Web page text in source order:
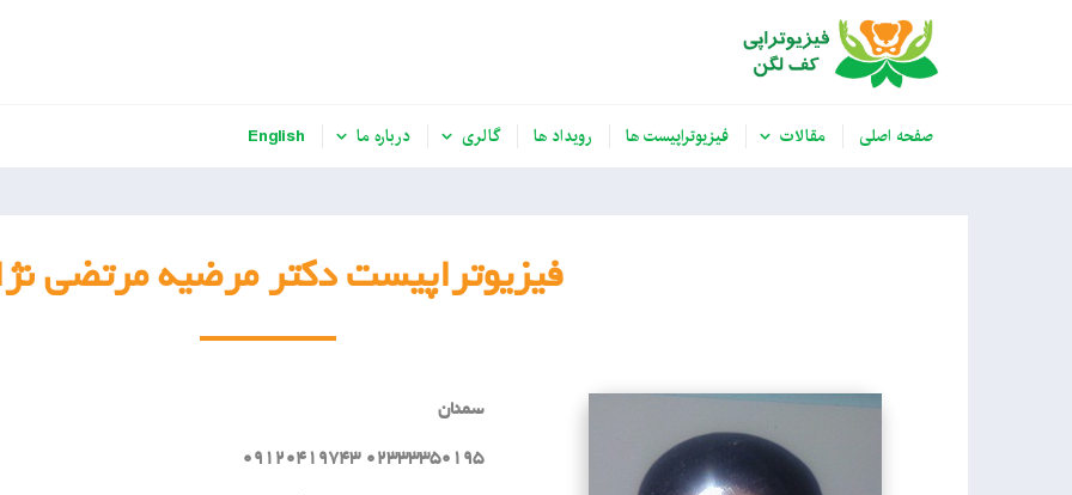
صفحه اصلی مقالات فیزیوتراپیست ها رویداد ها گالری درباره ما English
فیزیوتراپیست دکتر مرضیه مرتضی
سمنان
02333350195 09120419743